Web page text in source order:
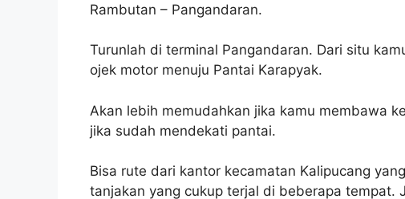
Rambutan – Pangandaran.
Turunlah di terminal Pangandaran. Dari situ
ojek motor menuju Pantai Karapyak.
Akan lebih memudahkan jika kamu membawa
jika sudah mendekati pantai.
Bisa rute dari kantor kecamatan Kalipucang
tanjakan yang cukup terjal di beberapa